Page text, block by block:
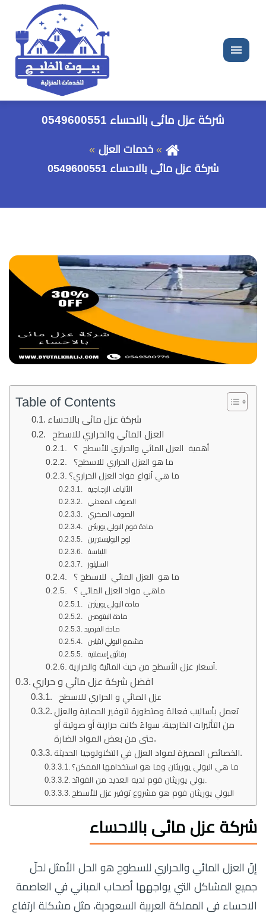
القائمة
شركة عزل مائى بالاحساء 0549600551
خدمات العزل
شركة عزل مائى بالاحساء 0549600551
Table of Contents
شركة عزل مائى بالاحساء
ما هي أنواع مواد العزل الحراري؟
افضل شركة عزل مائي و حراري
عزل المائي و الحراري للاسطح
تعمل بأساليب فعالة ومتطورة لتوفير الحماية والعزل
من التأثيرات الخارجية، سواءً كانت حرارية أو صوتية أو
حتى من بعض المواد الضارة.
الخصائص المميزة لمواد العزل في التكنولوجيا الحديثة.
ما هي البولي يوريثان وما هو استخدامها الممكن؟
بولي يوريثان فوم لديه العديد من الفوائد.
البولي يوريثان فوم هو مشروع توفير عزل للأسطح
شركة عزل مائى بالاحساء
إنّ العزل المائي والحراري للسطوح هو الحل الأمثل لحلّ
جميع المشاكل التي يواجهها أصحاب المباني في العاصمة
الاحساء في المملكة العربية السعودية، مثل مشكلة ارتفاع